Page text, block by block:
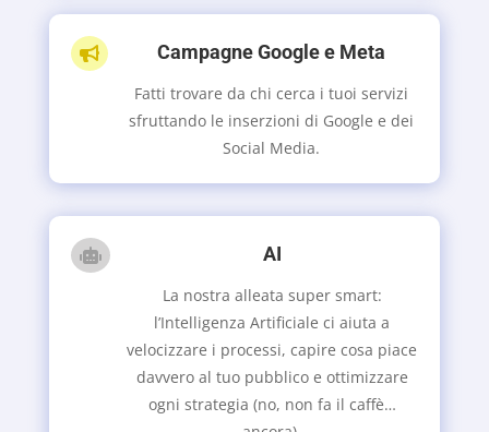
 Campagne Google e Meta
Fatti trovare da chi cerca i tuoi servizi
sfruttando le inserzioni di Google e dei
Social Media.
 AI
La nostra alleata super smart:
l’Intelligenza Artificiale ci aiuta a
velocizzare i processi, capire cosa piace
davvero al tuo pubblico e ottimizzare
ogni strategia (no, non fa il caffè…